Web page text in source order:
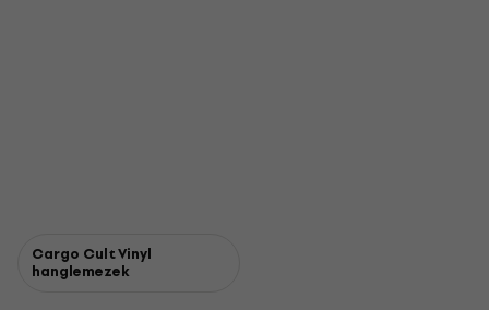
Cargo Cult Vinyl
hanglemezek